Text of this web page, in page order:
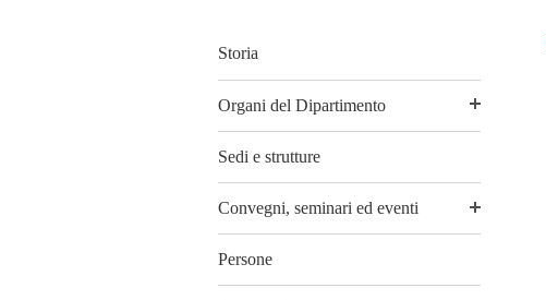
Storia
Organi del Dipartimento
Sedi e strutture
Convegni, seminari ed eventi
Persone